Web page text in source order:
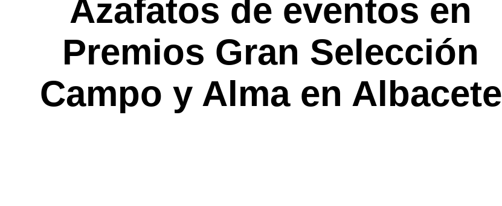
Azafatos de eventos en
Premios Gran Selección
Campo y Alma en Albacete